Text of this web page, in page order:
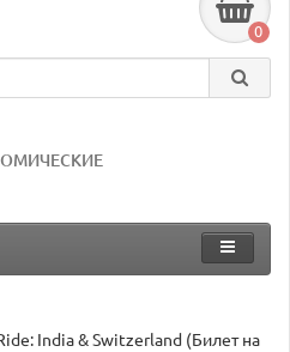
0
India & Switzerland (Билет на